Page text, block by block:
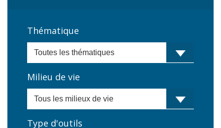
Thématique
Milieu de vie
Type d'outils